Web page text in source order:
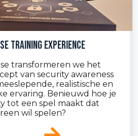
training experience
transformeren we het
van security awareness
realistische en
ervaring. Benieuwd hoe je
tot een spel maakt dat
wil spelen?